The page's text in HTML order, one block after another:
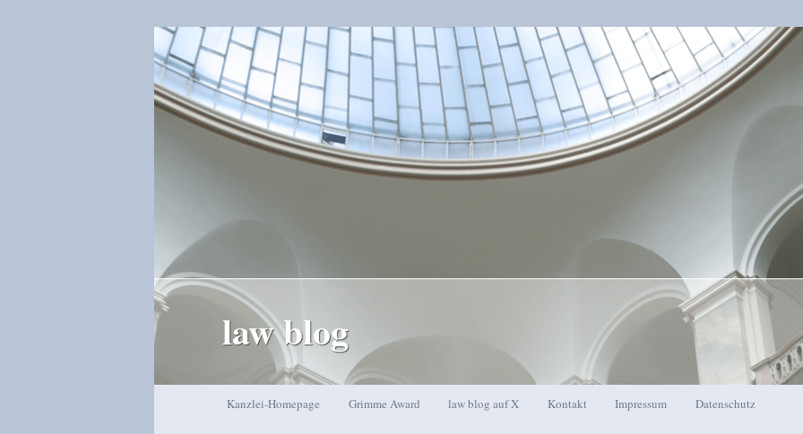
law blog
Zum Inhalt wechseln
Zum sekundären Inhalt wechseln
Kanzlei-Homepage Grimme Award law blog auf X Kontakt Impressum Datenschutz